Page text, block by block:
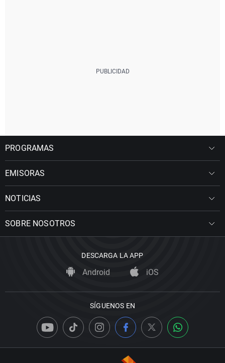
PROGRAMAS
EMISORAS
NOTICIAS
SOBRE NOSOTROS
DESCARGA LA APP
Android iOS
SÍGUENOS EN